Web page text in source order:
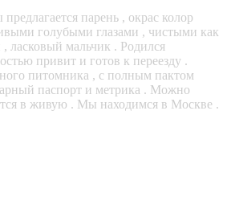
парень , окрас колор
голубыми глазами , чистыми как
ласковый мальчик . Родился
привит и готов к переезду .
питомника , с полным пактом
паспорт и метрика . Можно
в живую . Мы находимся в Москве .